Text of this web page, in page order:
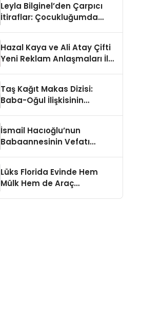
Leyla Bilginel’den Çarpıcı
İtiraflar: Çocukluğumda
Hazal Kaya ve Ali Atay Çifti
Yeni Reklam Anlaşmaları İle
Taş Kağıt Makas Dizisi:
Baba-Oğul İlişkisinin
İsmail Hacıoğlu’nun
Babaannesinin Vefatı
Lüks Florida Evinde Hem
Mülk Hem de Araç